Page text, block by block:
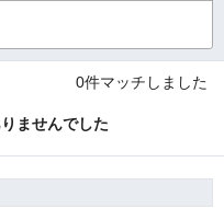
0件マッチしました
ませんでした